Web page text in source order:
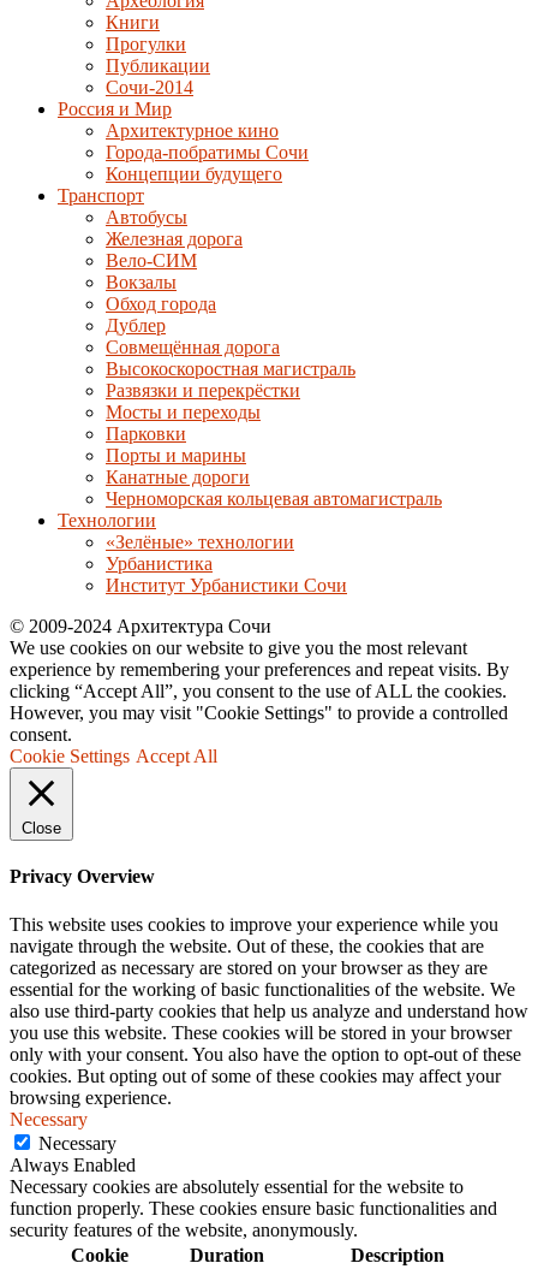
Книги
Прогулки
Публикации
Сочи-2014
Россия и Мир
Архитектурное кино
Города-побратимы Сочи
Концепции будущего
Транспорт
Автобусы
Железная дорога
Вело-СИМ
Вокзалы
Обход города
Дублер
Совмещённая дорога
Высокоскоростная магистраль
Развязки и перекрёстки
Мосты и переходы
Парковки
Порты и марины
Канатные дороги
Черноморская кольцевая автомагистраль
Технологии
«Зелёные» технологии
Урбанистика
Институт Урбанистики Сочи
© 2009-2024 Архитектура Сочи
We use cookies on our website to give you the most relevant
experience by remembering your preferences and repeat visits. By
clicking “Accept All”, you consent to the use of ALL the cookies.
However, you may visit "Cookie Settings" to provide a controlled
consent.
Cookie Settings Accept All
Close
Privacy Overview
This website uses cookies to improve your experience while you
navigate through the website. Out of these, the cookies that are
categorized as necessary are stored on your browser as they are
essential for the working of basic functionalities of the website. We
also use third-party cookies that help us analyze and understand how
you use this website. These cookies will be stored in your browser
only with your consent. You also have the option to opt-out of these
cookies. But opting out of some of these cookies may affect your
browsing experience.
Necessary
Necessary
Always Enabled
Necessary cookies are absolutely essential for the website to
function properly. These cookies ensure basic functionalities and
security features of the website, anonymously.
Cookie
Duration Description